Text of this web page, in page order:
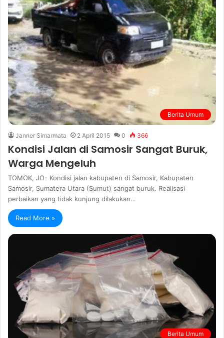
Berita Umum
Janner Simarmata 2 April 2015 0 366
Kondisi Jalan di Samosir Sangat Buruk,
Warga Mengeluh
TOMOK, JO- Kondisi jalan kabupaten di Samosir, Kabupaten
Samosir, Sumatera Utara (Sumut) sangat buruk. Realisasi
perbaikan yang tidak kunjung dilakukan…
Read More »
Berita Umum